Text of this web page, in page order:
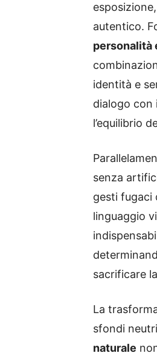
autentico.
personalità
identità e
dialogo con
l’equilibrio
senza
gesti fugaci
linguaggio
sacrificare
La
sfondi
naturale